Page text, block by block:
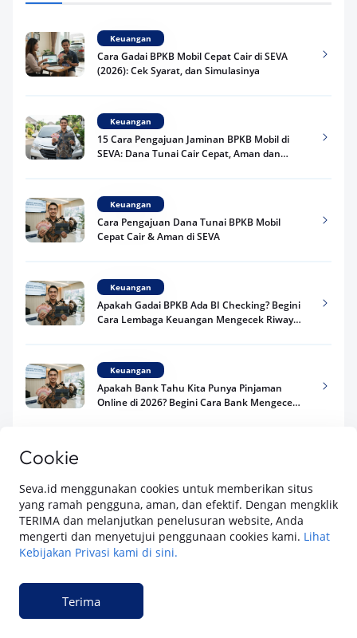
Cookie
Seva.id menggunakan cookies untuk memberikan situs
yang ramah pengguna, aman, dan efektif. Dengan mengklik
TERIMA dan melanjutkan penelusuran website, Anda
mengerti dan menyetujui penggunaan cookies kami. Lihat
Kebijakan Privasi kami di sini.
Terima
Keuangan
Cara Gadai BPKB Mobil Cepat Cair di SEVA
(2026): Cek Syarat, dan Simulasinya
Keuangan
15 Cara Pengajuan Jaminan BPKB Mobil di
SEVA: Dana Tunai Cair Cepat, Aman dan
Keuangan
Cara Pengajuan Dana Tunai BPKB Mobil
Cepat Cair & Aman di SEVA
Keuangan
Apakah Gadai BPKB Ada BI Checking? Begini
Cara Lembaga Keuangan Mengecek Riwayat
Keuangan
Apakah Bank Tahu Kita Punya Pinjaman
Online di 2026? Begini Cara Bank Mengecek
2026? Ini Fakta Syarat Pengajuan yang Perlu
Kamu Tahu
Keuangan
Pinjaman Apa Tanpa BI Checking di 2026? Ini
Terpercaya
Keuangan
Lihat selengkapnya